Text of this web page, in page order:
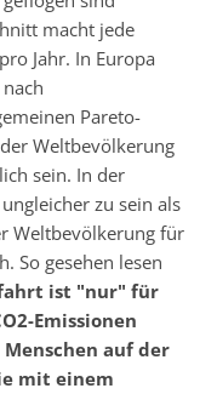
macht jede
Jahr. In Europa
Pareto-
Weltbevölkerung
sein. In der
zu sein als
Weltbevölkerung für
So gesehen lesen
ist "nur" für
Emissionen
auf der
mit einem